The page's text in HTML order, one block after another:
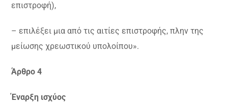
επιστροφή),
– επιλέξει μια από τις αιτίες επιστροφής, πλην της
μείωσης χρεωστικού υπολοίπου».
Άρθρο 4
Έναρξη ισχύος